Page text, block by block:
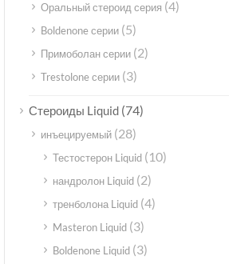
Оральный стероид серия (4)
Boldenone серии (5)
Примоболан серии (2)
Trestolone серии (3)
Стероиды Liquid (74)
инъецируемый (28)
Тестостерон Liquid (10)
нандролон Liquid (2)
тренболона Liquid (4)
Masteron Liquid (3)
Boldenone Liquid (3)